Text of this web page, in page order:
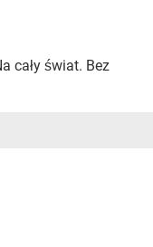
cały świat. Bez